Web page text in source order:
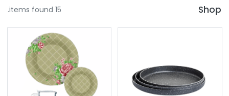
Shop
15 items found.